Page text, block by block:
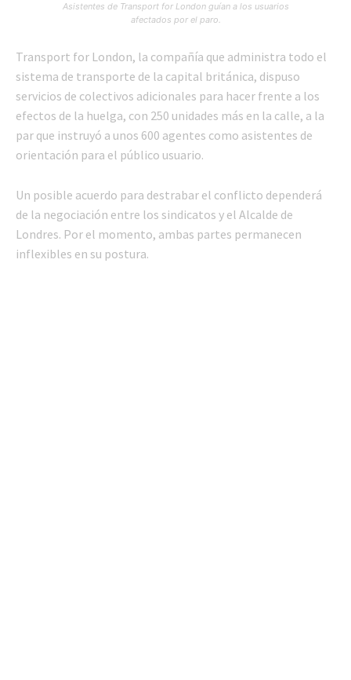
Asistentes de Transport for London guían a los usuarios
afectados por el paro.
Transport for London, la compañía que administra todo el
sistema de transporte de la capital británica, dispuso
servicios de colectivos adicionales para hacer frente a los
efectos de la huelga, con 250 unidades más en la calle, a la
par que instruyó a unos 600 agentes como asistentes de
orientación para el público usuario.
Un posible acuerdo para destrabar el conflicto dependerá
de la negociación entre los sindicatos y el Alcalde de
Londres. Por el momento, ambas partes permanecen
inflexibles en su postura.